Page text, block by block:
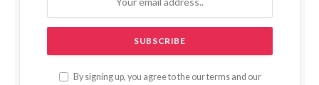
By signing up, you agree to the our terms and our